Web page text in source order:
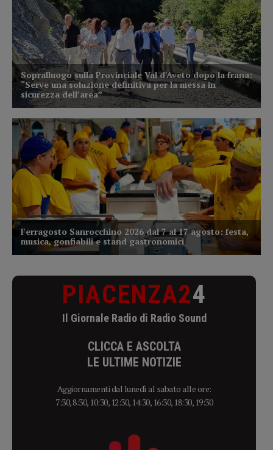
PIACENZA24
Il Giornale Radio di Radio Sound
CLICCA E ASCOLTA
LE ULTIME NOTIZIE
Aggiornamenti dal lunedì al sabato alle ore:
7:30, 8:30, 10:30, 12:30, 14:30, 16:30, 18:30, 19:30